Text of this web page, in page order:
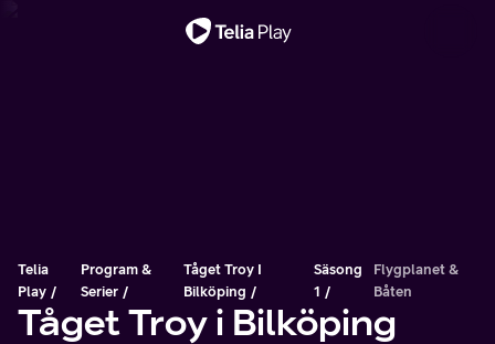
Telia
Play
Program &
Serier
Tåget Troy I
Bilköping
Säsong
1
Flygplanet &
Båten
Tåget Troy i Bilköping